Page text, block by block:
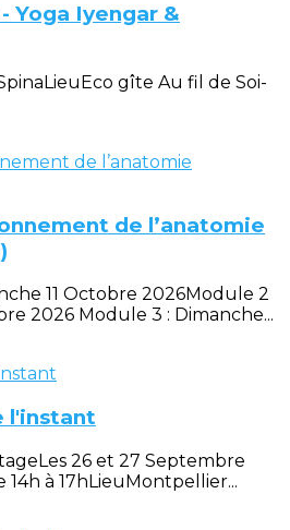
Yoga Iyengar &
gîte Au fil de Soi-
de l’anatomie
11 Octobre 2026Module 2
2026 Module 3 : Dimanche...
l'instant
26 et 27 Septembre
14h à 17hLieuMontpellier...